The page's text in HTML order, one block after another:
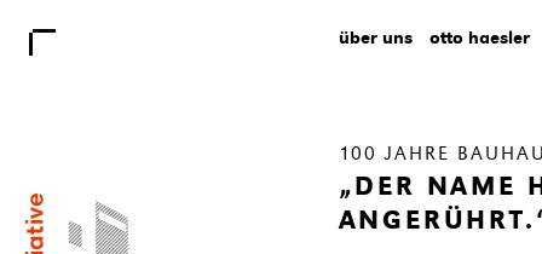
über uns otto haesler
100 JAHRE
„DER NAME